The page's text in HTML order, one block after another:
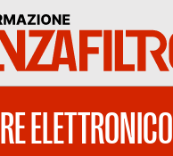
ELETTRONICO